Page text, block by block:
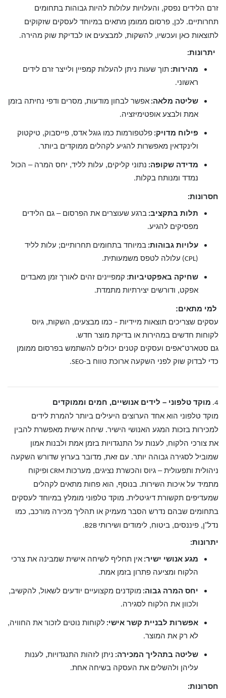
זרם הלידים נפסק, והעלויות עלולות להיות גבוהות בתחומים
תחרותיים. לכן, פרסום ממומן מתאים במיוחד לעסקים שזקוקים
לתוצאות כאן ועכשיו, להשקות, למבצעים או לבדיקת שוק מהירה.
יתרונות:
מהירות: תוך שעות ניתן להעלות קמפיין ולייצר זרם לידים
ראשוני.
שליטה מלאה: אפשר לבחון מודעות, מסרים ודפי נחיתה בזמן
אמת ולבצע אופטימיזציה.
פילוח מדויק: פלטפורמות כמו גוגל אדס, פייסבוק, טיקטוק
ולינקדאין מאפשרות להגיע לקהלים ממוקדים ביותר.
מדידה שקופה: נתוני קליקים, עלות לליד, יחס המרה – הכול
נמדד ומנותח בקלות.
חסרונות:
תלות בתקציב: ברגע שעוצרים את הפרסום – גם הלידים
מפסיקים להגיע.
עלויות גבוהות: במיוחד בתחומים תחרותיים; עלות לליד
(CPL) עלולה לטפס משמעותית.
שחיקה באפקטיביות: קמפיינים זהים לאורך זמן מאבדים
אפקט, ודורשים יצירתיות מתמדת.
למי מתאים:
עסקים שצריכים תוצאות מיידיות – כמו מבצעים, השקות, גיוס
לקוחות חדשים במהירות או בדיקת מוצר חדש.
גם סטארט־אפים ועסקים קטנים יכולים להשתמש בפרסום ממומן
כדי לבדוק שוק לפני השקעה ארוכת טווח ב-SEO.
4. מוקד טלפוני – לידים אנושיים, חמים וממוקדים
מוקד טלפוני הוא אחד הערוצים היעילים ביותר להמרת לידים
למכירות בזכות המגע האנושי הישיר. שיחה אישית מאפשרת להבין
את צורכי הלקוח, לענות על התנגדויות בזמן אמת ולבנות אמון
שמוביל לסגירה גבוהה יותר. עם זאת, מדובר בערוץ שדורש השקעה
ניהולית ותפעולית – גיוס והכשרת נציגים, מערכות
ופיקוח
מתמיד על איכות השירות. בנוסף, הוא פחות מתאים לקהלים
שמעדיפים תקשורת דיגיטלית. מוקד טלפוני מומלץ במיוחד לעסקים
בתחומים שבהם נדרש הסבר מעמיק או תהליך מכירה מורכב, כמו
נדל"ן, פיננסים, ביטוח, לימודים ושירותי
יתרונות:
מגע אנושי ישיר: אין תחליף לשיחה אישית שמבינה את צרכי
הלקוח ומציעה פתרון בזמן אמת.
יחס המרה גבוה: מוקדנים מקצועיים יודעים לשאול, להקשיב,
ולכוון את הלקוח לסגירה.
אפשרות לבניית קשר אישי: לקוחות נוטים לזכור את החוויה,
לא רק את המוצר.
שליטה בתהליך המכירה: ניתן לזהות התנגדויות, לענות
עליהן ולהשלים את העסקה בשיחה אחת.
חסרונות: